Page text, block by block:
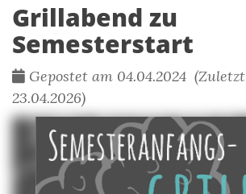
Grillabend zu
Semesterstart
Gepostet am 04.04.2024
23.04.2026)